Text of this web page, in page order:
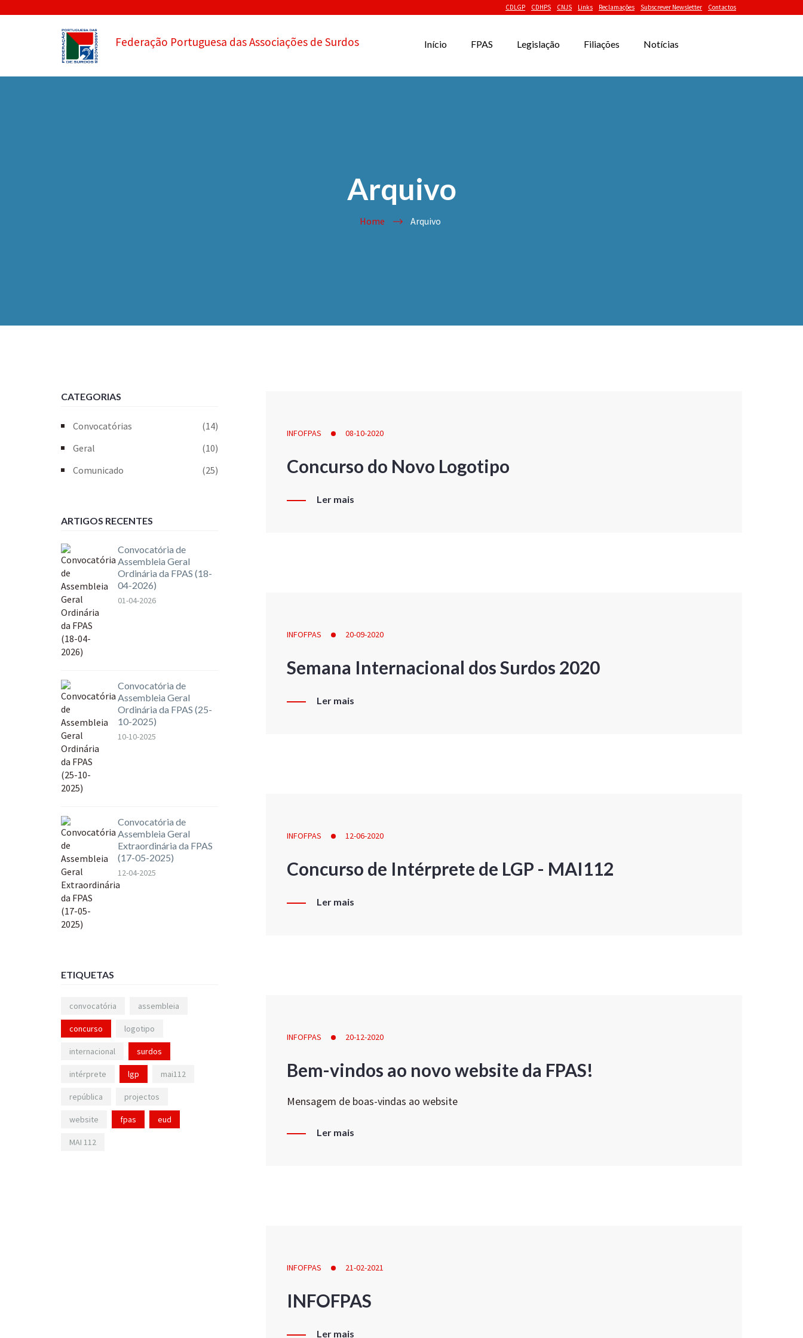
CDLGP CDHPS CNJS Links Reclamações Subscrever Newsletter Contactos
Federação Portuguesa das Associações de Surdos Início FPAS Legislação Filiações Notícias
Arquivo
Home Arquivo
INFOFPAS 08-10-2020
Concurso do Novo Logotipo
Ler mais
INFOFPAS 20-09-2020
Semana Internacional dos Surdos 2020
Ler mais
INFOFPAS 12-06-2020
Concurso de Intérprete de LGP - MAI112
Ler mais
INFOFPAS 20-12-2020
Bem-vindos ao novo website da FPAS!
Mensagem de boas-vindas ao website
Ler mais
INFOFPAS 21-02-2021
INFOFPAS
Ler mais
CATEGORIAS
Convocatórias
(14)
Geral
(10)
Comunicado
(25)
ARTIGOS RECENTES
Convocatória de
Assembleia Geral
Ordinária da FPAS (18-
04-2026)
01-04-2026
Convocatória de
Assembleia Geral
Ordinária da FPAS (25-
10-2025)
10-10-2025
Convocatória de
Assembleia Geral
Extraordinária da FPAS
(17-05-2025)
12-04-2025
ETIQUETAS
convocatória assembleia
concurso logotipo
internacional surdos
intérprete lgp mai112
república projectos
website fpas eud
MAI 112